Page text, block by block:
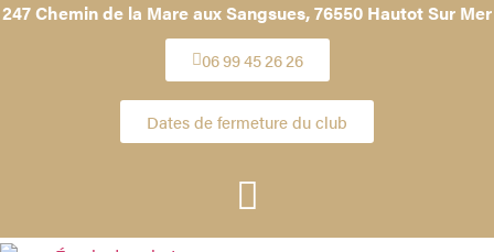
247 Chemin de la Mare aux Sangsues,76550 Hautot Sur Mer
06 99 45 26 26
Dates de fermeture du club